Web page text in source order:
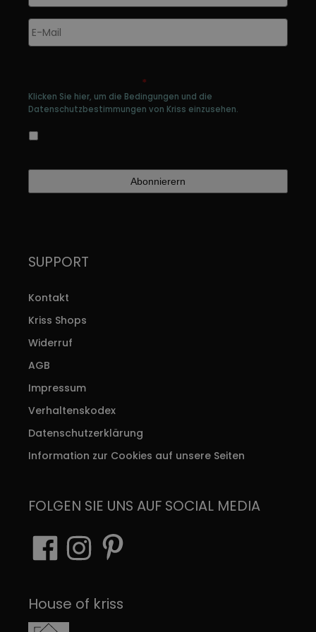
gewählt
werden
E-
Mail *
*
Klicken Sie hier, um die Bedingungen und die
Datenschutzbestimmungen von Kriss einzusehen.
SUPPORT
Kontakt
Kriss Shops
Widerruf
AGB
Impressum
Verhaltenskodex
Datenschutzerklärung
Information zur Cookies auf unsere Seiten
FOLGEN SIE UNS AUF SOCIAL MEDIA
House of kriss